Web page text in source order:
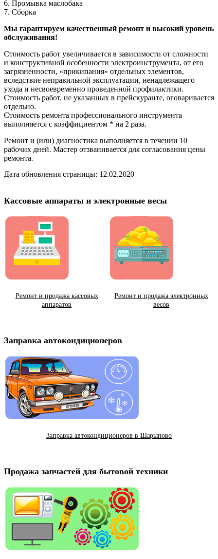
6. Промывка маслобака
7. Сборка
Мы гарантируем качественный ремонт и высокий уровень
обслуживания!
Стоимость работ увеличивается в зависимости от сложности
и конструктивной особенности электроинструмента, от его
загрязненности, «прикипания» отдельных элементов,
вследствие неправильной эксплуатации, ненадлежащего
ухода и несвоевременно проведенной профилактики.
Стоимость работ, не указанных в прейскуранте, оговаривается
отдельно.
Стоимость ремонта профессионального инструмента
выполняется с коэффициентом * на 2 раза.
Ремонт и (или) диагностика выполняется в течении 10
рабочих дней. Мастер отзванивается для согласования цены
ремонта.
Дата обновления страницы: 12.02.2020
Кассовые аппараты и электронные весы
Ремонт и продажа кассовых
аппаратов
Ремонт и продажа электронных
весов
Заправка автокондиционеров
Заправка автокондиционеров в Шарыпово
Продажа запчастей для бытовой техники